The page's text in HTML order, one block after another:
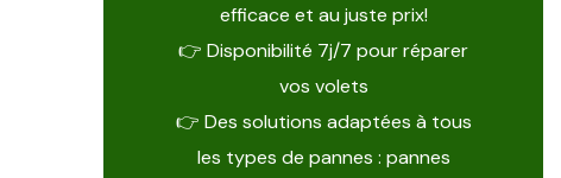
efficace et au juste prix!
👉 Disponibilité 7j/7 pour réparer
vos volets
👉 Des solutions adaptées à tous
les types de pannes : pannes